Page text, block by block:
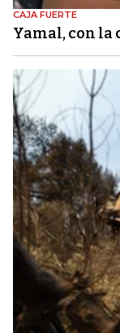
CAJA FUERTE
Yamal, con la